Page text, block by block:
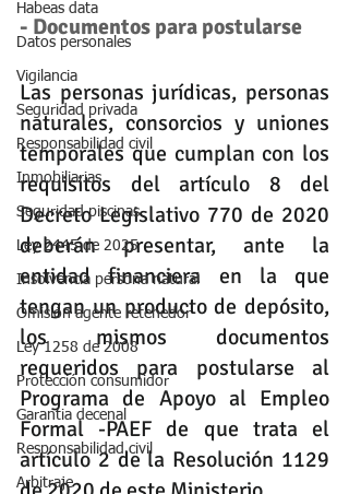
Habeas data
Datos personales
Vigilancia
Seguridad privada
Responsabilidad civil
Inmobiliarias
Seguridad piscinas
Ley 2445 de 2025
Insolvencia persona natural
Omisión agente retenedor
Ley 1258 de 2008
Protección consumidor
Garantia decenal
Responsabilidad civil
Arbitraje
- Documentos para postularse
Las personas jurídicas, personas
naturales, consorcios y uniones
temporales que cumplan con los
requisitos del artículo 8 del
Decreto Legislativo 770 de 2020
deberán presentar, ante la
entidad financiera en la que
tengan un producto de depósito,
los mismos documentos
requeridos para postularse al
Programa de Apoyo al Empleo
Formal -PAEF de que trata el
artículo 2 de la Resolución 1129